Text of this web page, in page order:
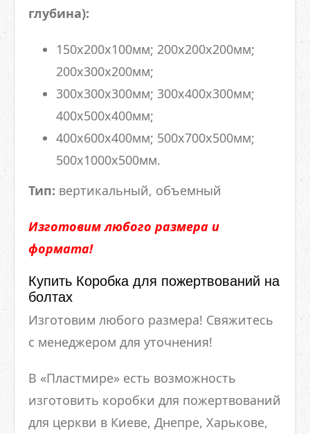
глубина):
150х200х100мм; 200х200х200мм;
200х300х200мм;
300х300х300мм; 300х400х300мм;
400х500х400мм;
400х600х400мм; 500x700x500мм;
500х1000х500мм.
Тип: вертикальный, объемный
Изготовим любого размера и
формата!
Купить Коробка для пожертвований на
болтах
Изготовим любого размера! Свяжитесь
с менеджером для уточнения!
В «Пластмире» есть возможность
изготовить коробки для пожертвований
для церкви в Киеве, Днепре, Харькове,